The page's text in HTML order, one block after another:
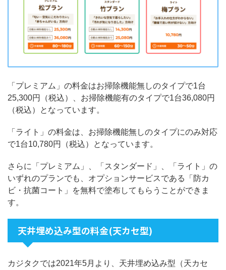
「プレミアム」の料金はお掃除機能無しのタイプで1台
25,300円（税込）、お掃除機能有のタイプで1台36,080円
（税込）となっています。
「ライト」の料金は、お掃除機能無しのタイプにのみ対応
で1台10,780円（税込）となっています。
さらに「プレミアム」、「スタンダード」、「ライト」の
いずれのプランでも、オプションサービスである「防カ
ビ・抗菌コート」を無料で塗布してもらうことができま
す。
天井埋め込み型の料金(天カセ型)
カジタクでは2021年5月より、天井埋め込み型（天カセ